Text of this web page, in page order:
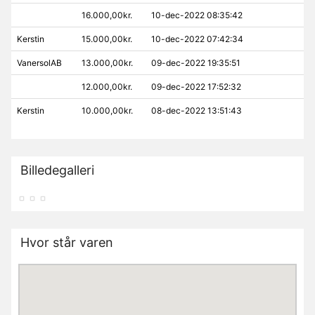
16.000,00kr. 10-dec-2022 08:35:42
Kerstin 15.000,00kr. 10-dec-2022 07:42:34
VanersolAB 13.000,00kr. 09-dec-2022 19:35:51
12.000,00kr. 09-dec-2022 17:52:32
Kerstin 10.000,00kr. 08-dec-2022 13:51:43
Billedegalleri
Hvor står varen